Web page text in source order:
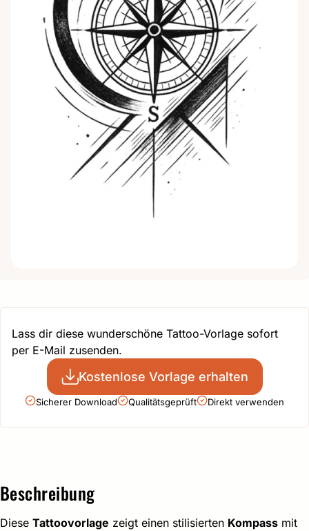
Lass dir diese wunderschöne Tattoo-Vorlage sofort
per E-Mail zusenden.
Kostenlose Vorlage erhalten
Sicherer Download Qualitätsgeprüft Direkt verwenden
Beschreibung
Diese Tattoovorlage zeigt einen stilisierten Kompass mit